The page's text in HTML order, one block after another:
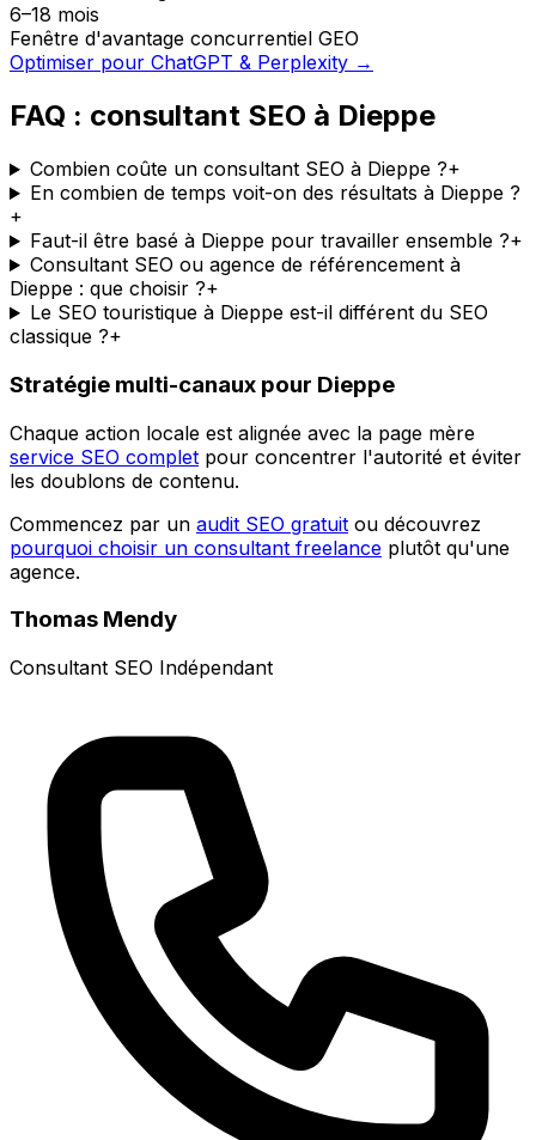
6–18 mois
Fenêtre d'avantage concurrentiel GEO
Optimiser pour ChatGPT & Perplexity →
FAQ : consultant SEO à Dieppe
Combien coûte un consultant SEO à Dieppe ?+
En combien de temps voit-on des résultats à Dieppe ?
+
Faut-il être basé à Dieppe pour travailler ensemble ?+
Consultant SEO ou agence de référencement à
Dieppe : que choisir ?+
Le SEO touristique à Dieppe est-il différent du SEO
classique ?+
Stratégie multi-canaux pour Dieppe
Chaque action locale est alignée avec la page mère
service SEO complet pour concentrer l'autorité et éviter
les doublons de contenu.
Commencez par un audit SEO gratuit ou découvrez
pourquoi choisir un consultant freelance plutôt qu'une
agence.
Thomas Mendy
Consultant SEO Indépendant